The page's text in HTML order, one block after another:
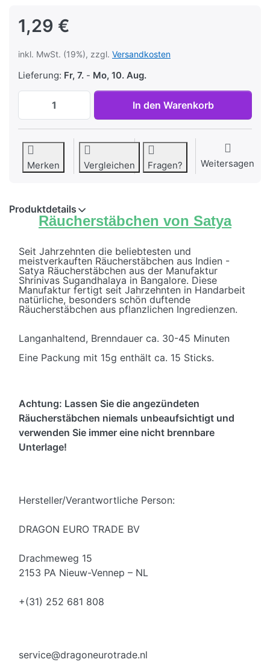
1,29 €
inkl. MwSt. (19%), zzgl. Versandkosten
Lieferung: Fr, 7. - Mo, 10. Aug.
Räucherstäbchen Tropical Lemon Grass
In den Warenkorb
Merken Vergleichen Fragen? Weitersagen
Produktdetails
Räucherstäbchen von Satya
Seit Jahrzehnten die beliebtesten und
meistverkauften Räucherstäbchen aus Indien -
Satya Räucherstäbchen aus der Manufaktur
Shrinivas Sugandhalaya in Bangalore. Diese
Manufaktur fertigt seit Jahrzehnten in Handarbeit
natürliche, besonders schön duftende
Räucherstäbchen aus pflanzlichen Ingredienzen.
Langanhaltend, Brenndauer ca. 30-45 Minuten
Eine Packung mit 15g enthält ca. 15 Sticks.
Achtung: Lassen Sie die angezündeten
Räucherstäbchen niemals unbeaufsichtigt und
verwenden Sie immer eine nicht brennbare
Unterlage!
Hersteller/Verantwortliche Person:
DRAGON EURO TRADE BV
Drachmeweg 15
2153 PA Nieuw-Vennep – NL
+(31) 252 681 808
service@dragoneurotrade.nl